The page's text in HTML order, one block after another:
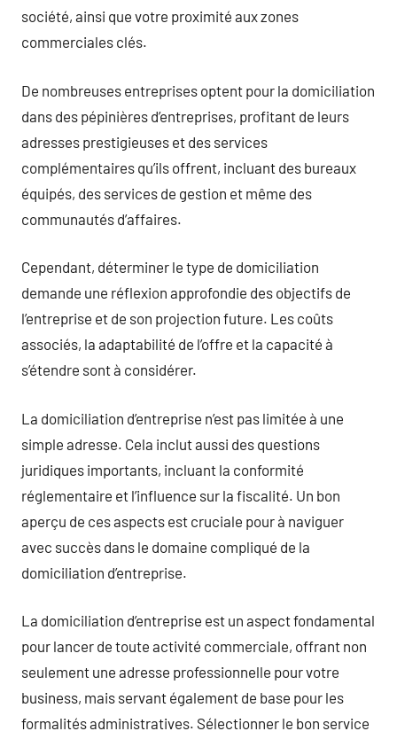
société, ainsi que votre proximité aux zones
commerciales clés.
De nombreuses entreprises optent pour la domiciliation
dans des pépinières d’entreprises, profitant de leurs
adresses prestigieuses et des services
complémentaires qu’ils offrent, incluant des bureaux
équipés, des services de gestion et même des
communautés d’affaires.
Cependant, déterminer le type de domiciliation
demande une réflexion approfondie des objectifs de
l’entreprise et de son projection future. Les coûts
associés, la adaptabilité de l’offre et la capacité à
s’étendre sont à considérer.
La domiciliation d’entreprise n’est pas limitée à une
simple adresse. Cela inclut aussi des questions
juridiques importants, incluant la conformité
réglementaire et l’influence sur la fiscalité. Un bon
aperçu de ces aspects est cruciale pour à naviguer
avec succès dans le domaine compliqué de la
domiciliation d’entreprise.
La domiciliation d’entreprise est un aspect fondamental
pour lancer de toute activité commerciale, offrant non
seulement une adresse professionnelle pour votre
business, mais servant également de base pour les
formalités administratives. Sélectionner le bon service